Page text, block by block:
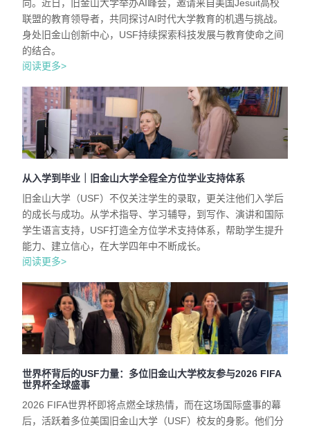
向。近日，旧金山大学举办AI峰会，邀请来自美国Jesuit高校
联盟的教育领导者，共同探讨AI时代大学教育的机遇与挑战。
身处旧金山创新中心，USF持续探索科技发展与教育使命之间
的结合。
阅读更多>
从入学到毕业｜旧金山大学全程全方位学业支持体系
旧金山大学（USF）不仅关注学生的录取，更关注他们入学后
的成长与成功。从学术指导、学习辅导，到写作、演讲和国际
学生语言支持，USF打造全方位学术支持体系，帮助学生提升
能力、建立信心，在大学四年中不断成长。
阅读更多>
世界杯背后的USF力量：多位旧金山大学校友参与2026 FIFA
世界杯全球盛事
2026 FIFA世界杯即将点燃全球热情，而在这场国际盛事的幕
后，活跃着多位美国旧金山大学（USF）校友的身影。他们分